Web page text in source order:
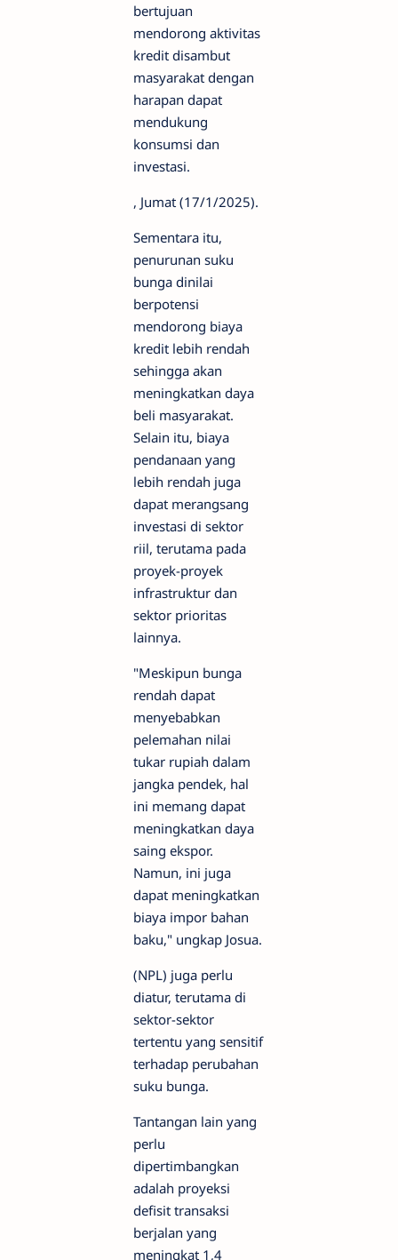
bertujuan
mendorong aktivitas
kredit disambut
masyarakat dengan
harapan dapat
mendukung
konsumsi dan
investasi.
, Jumat (17/1/2025).
Sementara itu,
penurunan suku
bunga dinilai
berpotensi
mendorong biaya
kredit lebih rendah
sehingga akan
meningkatkan daya
beli masyarakat.
Selain itu, biaya
pendanaan yang
lebih rendah juga
dapat merangsang
investasi di sektor
riil, terutama pada
proyek-proyek
infrastruktur dan
sektor prioritas
lainnya.
"Meskipun bunga
rendah dapat
menyebabkan
pelemahan nilai
tukar rupiah dalam
jangka pendek, hal
ini memang dapat
meningkatkan daya
saing ekspor.
Namun, ini juga
dapat meningkatkan
biaya impor bahan
baku," ungkap Josua.
(NPL) juga perlu
diatur, terutama di
sektor-sektor
tertentu yang sensitif
terhadap perubahan
suku bunga.
Tantangan lain yang
perlu
dipertimbangkan
adalah proyeksi
defisit transaksi
berjalan yang
meningkat 1,4